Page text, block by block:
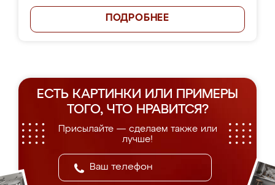
ПОДРОБНЕЕ
ЕСТЬ КАРТИНКИ ИЛИ ПРИМЕРЫ
ТОГО, ЧТО НРАВИТСЯ?
Присылайте — сделаем также или
лучше!